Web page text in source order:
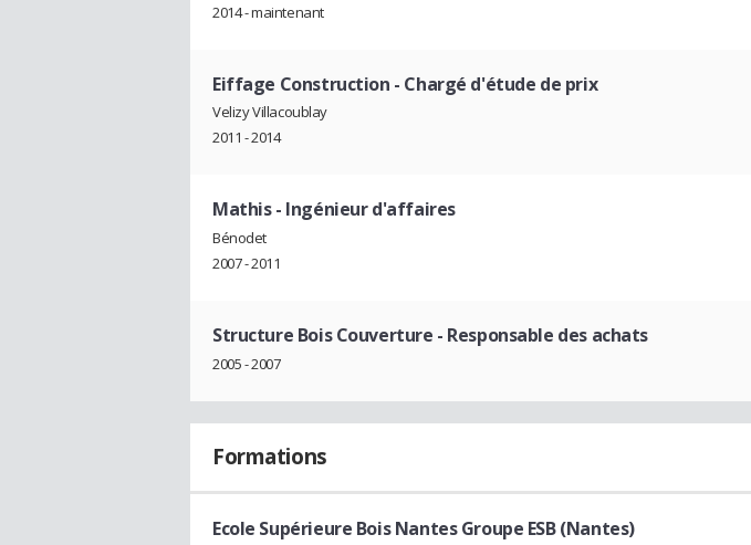
2014 - maintenant
Eiffage Construction - Chargé d'étude de prix
Velizy Villacoublay
2011 - 2014
Mathis- Ingénieur d'affaires
Bénodet
2007 - 2011
Structure Bois Couverture - Responsable des achats
2005 - 2007
Formations
Ecole Supérieure Bois Nantes Groupe ESB (Nantes)